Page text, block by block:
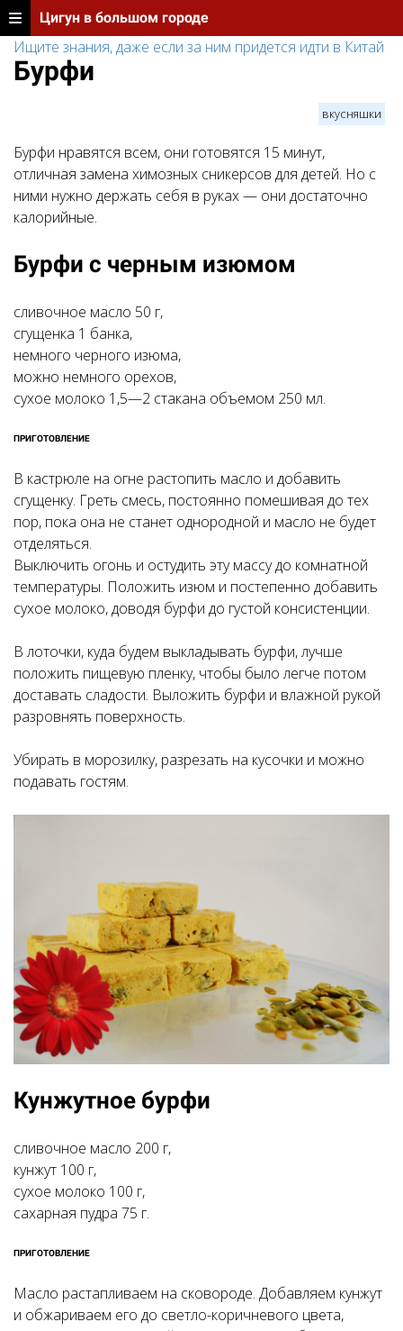
Цигун в большом городе
Ищите знания, даже если за ним придется идти в Китай
Бурфи
вкусняшки
Бурфи нравятся всем, они готовятся 15 минут,
отличная замена химозных сникерсов для детей. Но с
ними нужно держать себя в руках — они достаточно
калорийные.
Бурфи с черным изюмом
сливочное масло 50 г,
сгущенка 1 банка,
немного черного изюма,
можно немного орехов,
сухое молоко 1,5—2 стакана объемом 250 мл.
ПРИГОТОВЛЕНИЕ
В кастрюле на огне растопить масло и добавить
сгущенку. Греть смесь, постоянно помешивая до тех
пор, пока она не станет однородной и масло не будет
отделяться.
Выключить огонь и остудить эту массу до комнатной
температуры. Положить изюм и постепенно добавить
сухое молоко, доводя бурфи до густой консистенции.
В лоточки, куда будем выкладывать бурфи, лучше
положить пищевую пленку, чтобы было легче потом
доставать сладости. Выложить бурфи и влажной рукой
разровнять поверхность.
Убирать в морозилку, разрезать на кусочки и можно
подавать гостям.
Кунжутное бурфи
сливочное масло 200 г,
кунжут 100 г,
сухое молоко 100 г,
сахарная пудра 75 г.
ПРИГОТОВЛЕНИЕ
Масло растапливаем на сковороде. Добавляем кунжут
и обжариваем его до светло-коричневого цвета,